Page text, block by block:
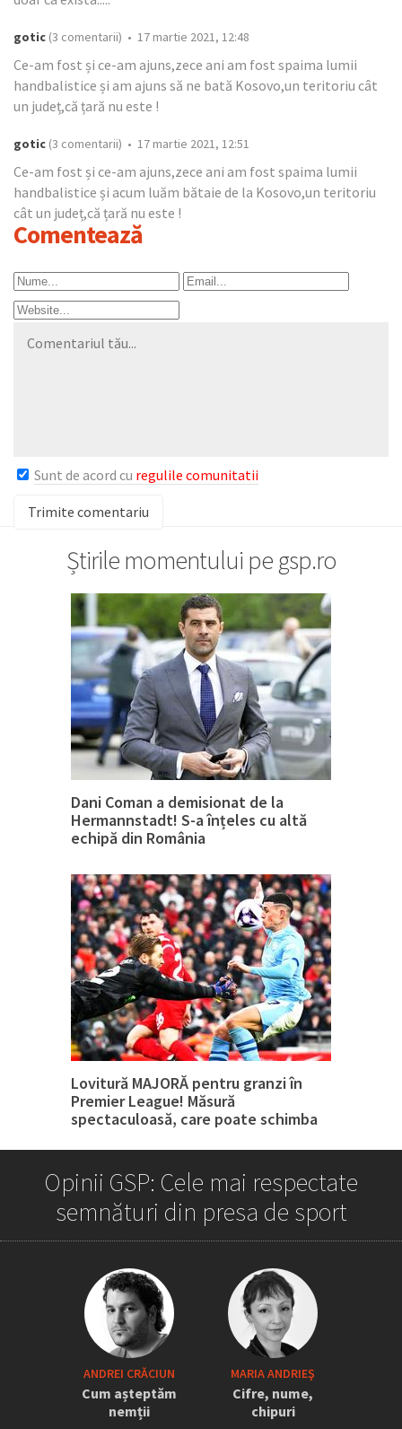
gotic (3 comentarii) • 17 martie 2021, 12:48
Ce-am fost și ce-am ajuns,zece ani am fost spaima lumii
handbalistice și am ajuns să ne bată Kosovo,un teritoriu cât
un județ,că țară nu este !
gotic (3 comentarii) • 17 martie 2021, 12:51
Ce-am fost și ce-am ajuns,zece ani am fost spaima lumii
handbalistice și acum luăm bătaie de la Kosovo,un teritoriu
cât un județ,că țară nu este !
Comentează
Sunt de acord cu regulile comunitatii
Știrile momentului pe gsp.ro
Dani Coman a demisionat de la
Hermannstadt! S-a înțeles cu altă
echipă din România
Lovitură MAJORĂ pentru granzi în
Premier League! Măsură
spectaculoasă, care poate schimba
„Iordănescu a tras sforile să revină la
națională” » Pițurcă face dezvăluiri
tari: „Dacă știam că vine el...” +
Scena din avion: „Era transfigurat”
Opinii GSP: Cele mai respectate
semnături din presa de sport
ANDREI CRĂCIUN
Cum așteptăm
nemții
MARIA ANDRIEŞ
Cifre, nume,
chipuri